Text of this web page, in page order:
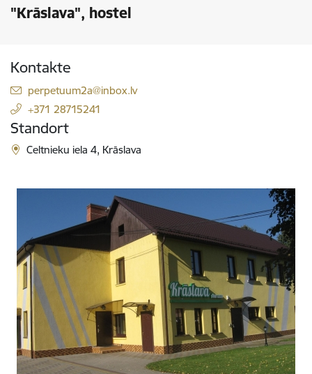
"Krāslava", hostel
Kontakte
E-Mail:
perpetuum2a@inbox.lv
+371 28715241
Standort
Celtnieku iela 4, Krāslava